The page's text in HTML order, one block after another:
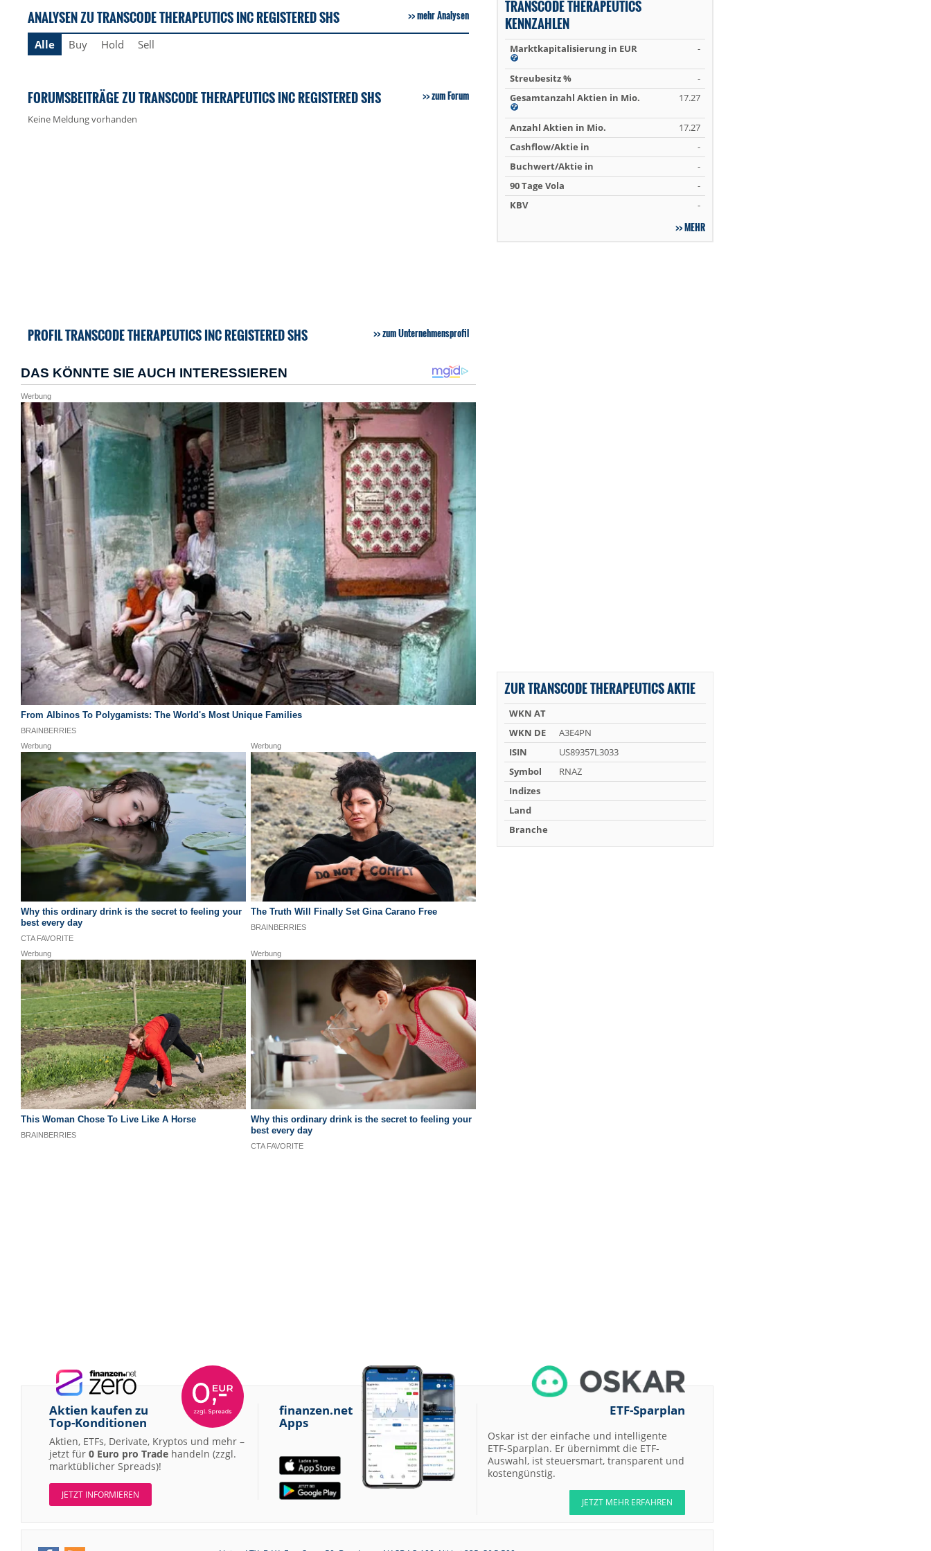
ANALYSEN ZU TRANSCODE THERAPEUTICS INC REGISTERED SHS mehr Analysen
Alle Buy Hold Sell
FORUMSBEITRÄGE ZU TRANSCODE THERAPEUTICS INC REGISTERED SHS zum Forum
Keine Meldung vorhanden
PROFIL TRANSCODE THERAPEUTICS INC REGISTERED SHS zum Unternehmensprofil
TRANSCODE THERAPEUTICS
KENNZAHLEN
Marktkapitalisierung in EUR -
Streubesitz %
-
Gesamtanzahl Aktien in Mio.
17.27
Anzahl Aktien in Mio.
17.27
Cashflow/Aktie in
-
Buchwert/Aktie in
-
90 Tage Vola
-
KBV
-
MEHR
ZUR TRANSCODE THERAPEUTICS AKTIE
WKN AT
WKN DE
A3E4PN
ISIN
US89357L3033
Symbol
RNAZ
Indizes
Land
Branche
Aktien kaufen zu
Top-Konditionen
Aktien, ETFs, Derivate, Kryptos und mehr –
jetzt für 0 Euro pro Trade handeln (zzgl.
marktüblicher Spreads)!
JETZT INFORMIEREN
finanzen.net
Apps
ETF-Sparplan
Oskar ist der einfache und intelligente
ETF-Sparplan. Er übernimmt die ETF-
Auswahl, ist steuersmart, transparent und
kostengünstig.
JETZT MEHR ERFAHREN